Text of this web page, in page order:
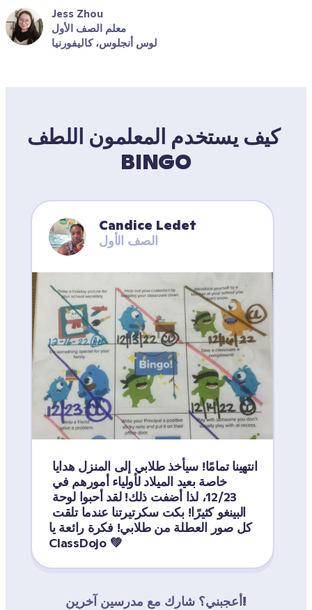
Jess Zhou
معلم الصف الأول
لوس أنجلوس، كاليفورنيا
كيف يستخدم المعلمون اللطف
BINGO
Candice Ledet
الصف الأول
كل صور العطلة من طلابي! فكرة رائعة يا
ClassDojo 💚
أعجبني؟ شارك مع مدرسين آخرين!